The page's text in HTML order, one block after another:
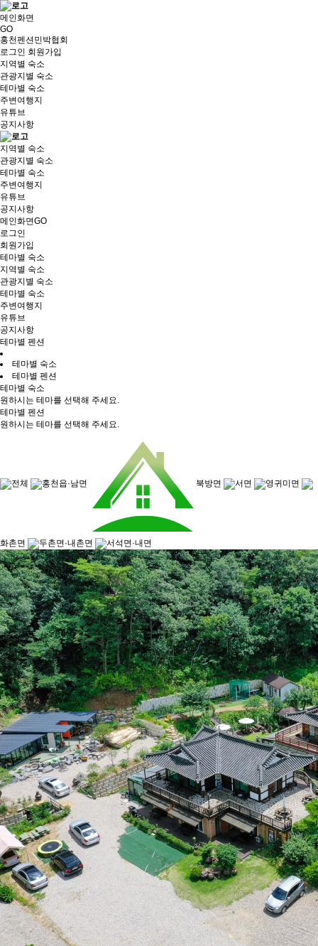
메인화면
GO
홍천펜션민박협회
로그인 회원가입
지역별 숙소
관광지별 숙소
테마별 숙소
주변여행지
유튜브
공지사항
지역별 숙소
관광지별 숙소
테마별 숙소
주변여행지
유튜브
공지사항
메인화면GO
로그인
회원가입
테마별 숙소
지역별 숙소
관광지별 숙소
테마별 숙소
주변여행지
유튜브
공지사항
테마별 펜션
테마별 숙소
테마별 펜션
테마별 숙소
원하시는 테마를 선택해 주세요.
테마별 펜션
원하시는 테마를 선택해 주세요.
전체 홍천읍·남면 북방면 서면 영귀미면
화촌면 두촌면·내촌면 서석면·내면